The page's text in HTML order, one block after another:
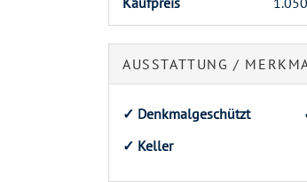
AUSSTATTUNG /
✓ Denkmalgeschützt
✓ Keller